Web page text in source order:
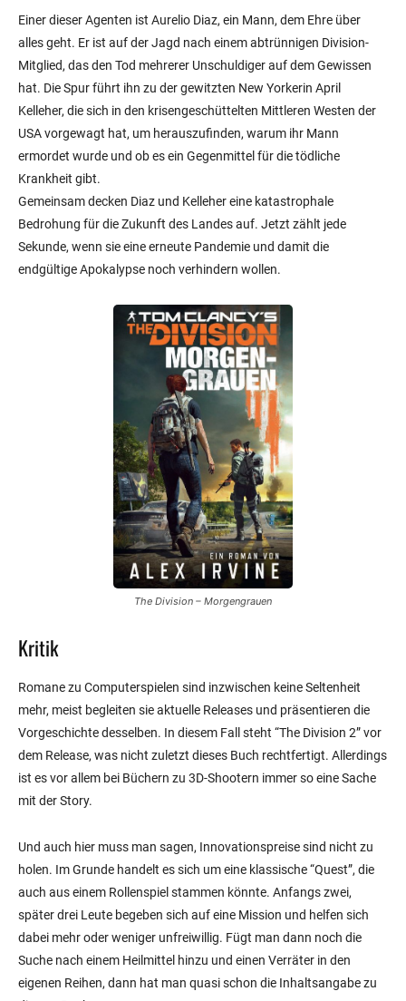
Einer dieser Agenten ist Aurelio Diaz, ein Mann, dem Ehre über
alles geht. Er ist auf der Jagd nach einem abtrünnigen Division-
Mitglied, das den Tod mehrerer Unschuldiger auf dem Gewissen
hat. Die Spur führt ihn zu der gewitzten New Yorkerin April
Kelleher, die sich in den krisengeschüttelten Mittleren Westen der
USA vorgewagt hat, um herauszufinden, warum ihr Mann
ermordet wurde und ob es ein Gegenmittel für die tödliche
Krankheit gibt.
Gemeinsam decken Diaz und Kelleher eine katastrophale
Bedrohung für die Zukunft des Landes auf. Jetzt zählt jede
Sekunde, wenn sie eine erneute Pandemie und damit die
endgültige Apokalypse noch verhindern wollen.
The Division – Morgengrauen
Kritik
Romane zu Computerspielen sind inzwischen keine Seltenheit
mehr, meist begleiten sie aktuelle Releases und präsentieren die
Vorgeschichte desselben. In diesem Fall steht “The Division 2” vor
dem Release, was nicht zuletzt dieses Buch rechtfertigt. Allerdings
ist es vor allem bei Büchern zu 3D-Shootern immer so eine Sache
mit der Story.
Und auch hier muss man sagen, Innovationspreise sind nicht zu
holen. Im Grunde handelt es sich um eine klassische “Quest”, die
auch aus einem Rollenspiel stammen könnte. Anfangs zwei,
später drei Leute begeben sich auf eine Mission und helfen sich
dabei mehr oder weniger unfreiwillig. Fügt man dann noch die
Suche nach einem Heilmittel hinzu und einen Verräter in den
eigenen Reihen, dann hat man quasi schon die Inhaltsangabe zu